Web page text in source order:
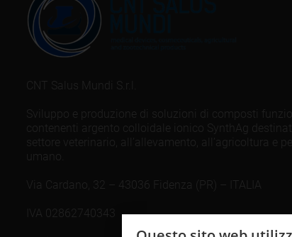
CNT Salus Mundi S.r.l.
Sviluppo e produzione di soluzioni di composti
contenenti argento colloidale ionico SynthAg
settore veterinario, all’allevamento, all’agricoltura e
umano.
Via Cardano, 32 – 43036 Fidenza (PR) – ITALIA
IVA 02862740343